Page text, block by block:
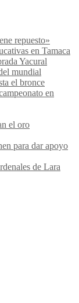
repuesto»
en Tamaca
Yacural
mundial
el bronce
en
el oro
para dar apoyo
de Lara